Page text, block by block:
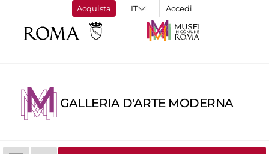
Acquista Accedi
GALLERIA D'ARTE MODERNA